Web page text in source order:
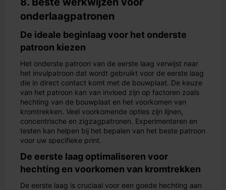
onderlaagpatronen
De ideale beginlaag voor het onderste
patroon kiezen
Het onderste patroon van de eerste laag verwijst naar
het invulpatroon dat wordt gebruikt voor de eerste laag
die in direct contact komt met de bouwplaat. De keuze
van het patroon kan van invloed zijn op factoren zoals
hechting van de bouwplaat en het voorkomen van
kromtrekken. Veel voorkomende opties zijn lijnen,
concentrische en zigzagpatronen. Experimenteren en
testen kan helpen bij het bepalen van het beste patroon
voor uw specifieke print.
De eerste laag optimaliseren voor
hechting en voorkomen van kromtrekken
De eerste laag is cruciaal voor een goede hechting aan